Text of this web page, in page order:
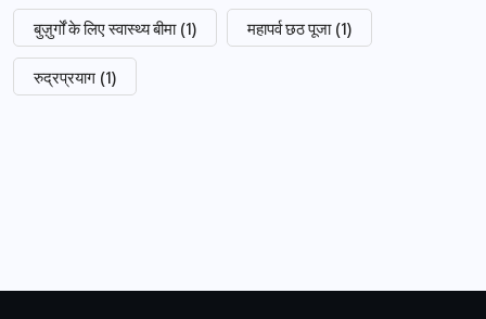
बुज़ुर्गों के लिए स्वास्थ्य बीमा (1) महापर्व छठ पूजा (1)
रुद्रप्रयाग (1)